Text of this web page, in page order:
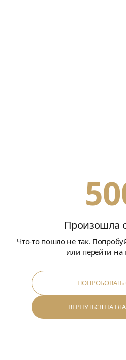
Произошла
Что-то пошло не так.
или перейти на
ПОПРОБОВАТЬ
ВЕРНУТЬСЯ НА